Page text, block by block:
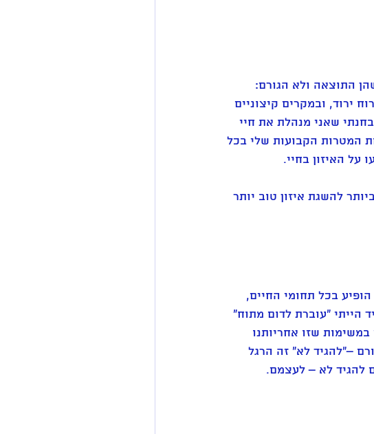
התוצאה ולא הגורם:
ירוד, ובמקרים קיצוניים
שאני מנהלת את חיי
המטרות הקבועות שלי בכל
על האיזון בחיי.
להשגת איזון טוב יותר
בכל תחומי החיים,
הייתי "עוברת לדום מתוח"
שזו אחריותנו
–"להגיד לא" זה הרגל
להגיד לא – לעצמם.